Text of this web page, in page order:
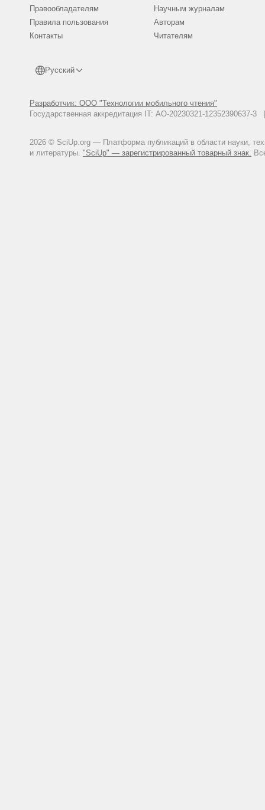
Правообладателям
Правила пользования
Контакты
Русский
Разработчик: ООО "Технологии мобильного чтения"
Государственная аккредитация IT: АО-20230321-
2026 © SciUp.org — Платформа публикаций в области науки,
и литературы. "SciUp" — зарегистрированный товарный знак.
Научным журналам
Авторам
Читателям